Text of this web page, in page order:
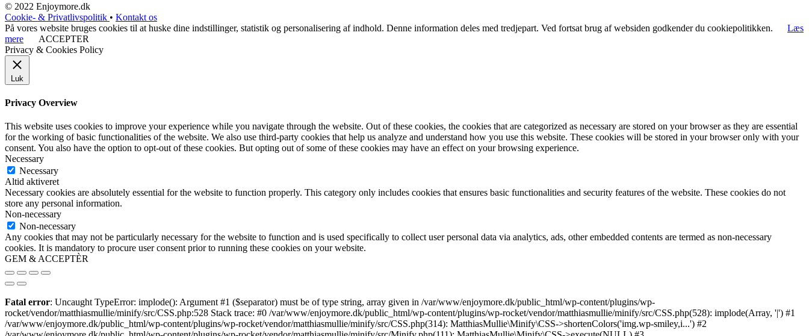
© 2022 Enjoymore.dk
Cookie- & Privatlivspolitik • Kontakt os
På vores website bruges cookies til at huske dine indstillinger, statistik og personalisering af indhold. Denne information deles med tredjepart. Ved fortsat brug af websiden godkender du cookiepolitikken.
Læs
mere
ACCEPTER
Privacy & Cookies Policy
Luk
Privacy Overview
This website uses cookies to improve your experience while you navigate through the website. Out of these cookies, the cookies that are categorized as necessary are stored on your browser as they are essential
for the working of basic functionalities of the website. We also use third-party cookies that help us analyze and understand how you use this website. These cookies will be stored in your browser only with your
consent. You also have the option to opt-out of these cookies. But opting out of some of these cookies may have an effect on your browsing experience.
Necessary
Necessary
Altid aktiveret
Necessary cookies are absolutely essential for the website to function properly. This category only includes cookies that ensures basic functionalities and security features of the website. These cookies do not
store any personal information.
Non-necessary
Non-necessary
Any cookies that may not be particularly necessary for the website to function and is used specifically to collect user personal data via analytics, ads, other embedded contents are termed as non-necessary
cookies. It is mandatory to procure user consent prior to running these cookies on your website.
GEM & ACCEPTÈR
Fatal error: Uncaught TypeError: implode(): Argument #1 ($separator) must be of type string, array given in /var/www/enjoymore.dk/public_html/wp-content/plugins/wp-
rocket/vendor/matthiasmullie/minify/src/CSS.php:528 Stack trace: #0 /var/www/enjoymore.dk/public_html/wp-content/plugins/wp-rocket/vendor/matthiasmullie/minify/src/CSS.php(528): implode(Array, '|') #1
/var/www/enjoymore.dk/public_html/wp-content/plugins/wp-rocket/vendor/matthiasmullie/minify/src/CSS.php(314): MatthiasMullie\Minify\CSS->shortenColors('img.wp-smiley,i...') #2